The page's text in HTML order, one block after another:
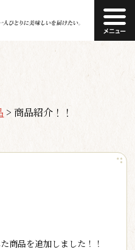
> 商品紹介！！
商品を追加しました！！